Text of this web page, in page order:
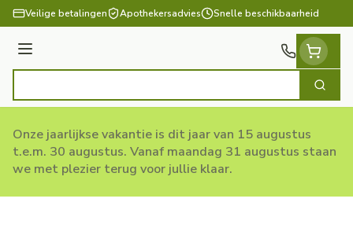
Ga naar de inhoud
Veilige betalingen Apothekersadvies Snelle beschikbaarheid
Menu
Zoek
Onze jaarlijkse vakantie is dit jaar van 15 augustus
t.e.m. 30 augustus. Vanaf maandag 31 augustus staan
we met plezier terug voor jullie klaar.